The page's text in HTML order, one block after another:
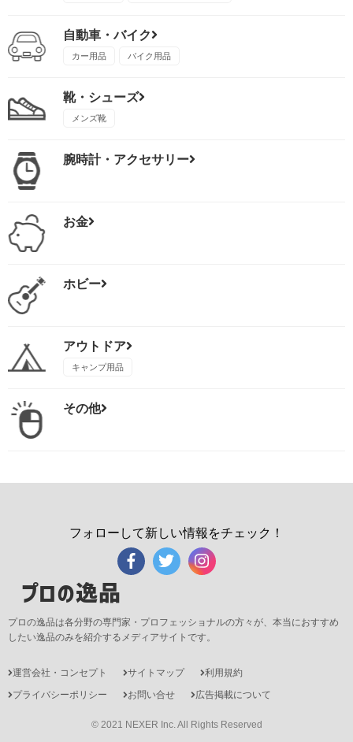
自動車・バイク
カー用品 バイク用品
靴・シューズ
メンズ靴
腕時計・アクセサリー
お金
ホビー
アウトドア
キャンプ用品
その他
フォローして新しい情報をチェック！
プロの逸品
プロの逸品は各分野の専門家・プロフェッショナルの方々が、本当におすすめ
したい逸品のみを紹介するメディアサイトです。
運営会社・コンセプト サイトマップ
利用規約
プライバシーポリシー
お問い合せ 広告掲載について
© 2021 NEXER Inc. All Rights Reserved